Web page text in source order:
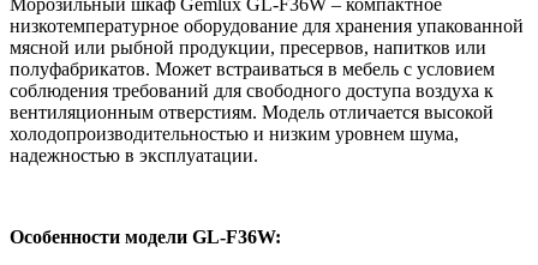
низкотемпературное оборудование для хранения упакованной
мясной или рыбной продукции, пресервов, напитков или
полуфабрикатов. Может встраиваться в мебель с условием
соблюдения требований для свободного доступа воздуха к
вентиляционным отверстиям. Модель отличается высокой
холодопроизводительностью и низким уровнем шума,
надежностью в эксплуатации.
Особенности модели GL-F36W: